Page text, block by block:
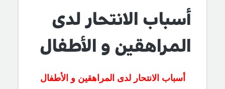
أسباب الانتحار لدى
المراهقين و الأطفال
أسباب الانتحارلدى المراهقين و الأطفال